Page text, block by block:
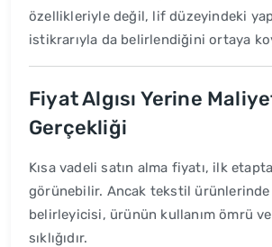
özellikleriyle değil, lif düzeyindeki
istikrarıyla da belirlendiğini ortaya
Fiyat Algısı Yerine
Gerçekliği
Kısa vadeli satın alma fiyatı, ilk
görünebilir. Ancak tekstil ürünlerinde
belirleyicisi, ürünün kullanım ömrü ve
sıklığıdır.